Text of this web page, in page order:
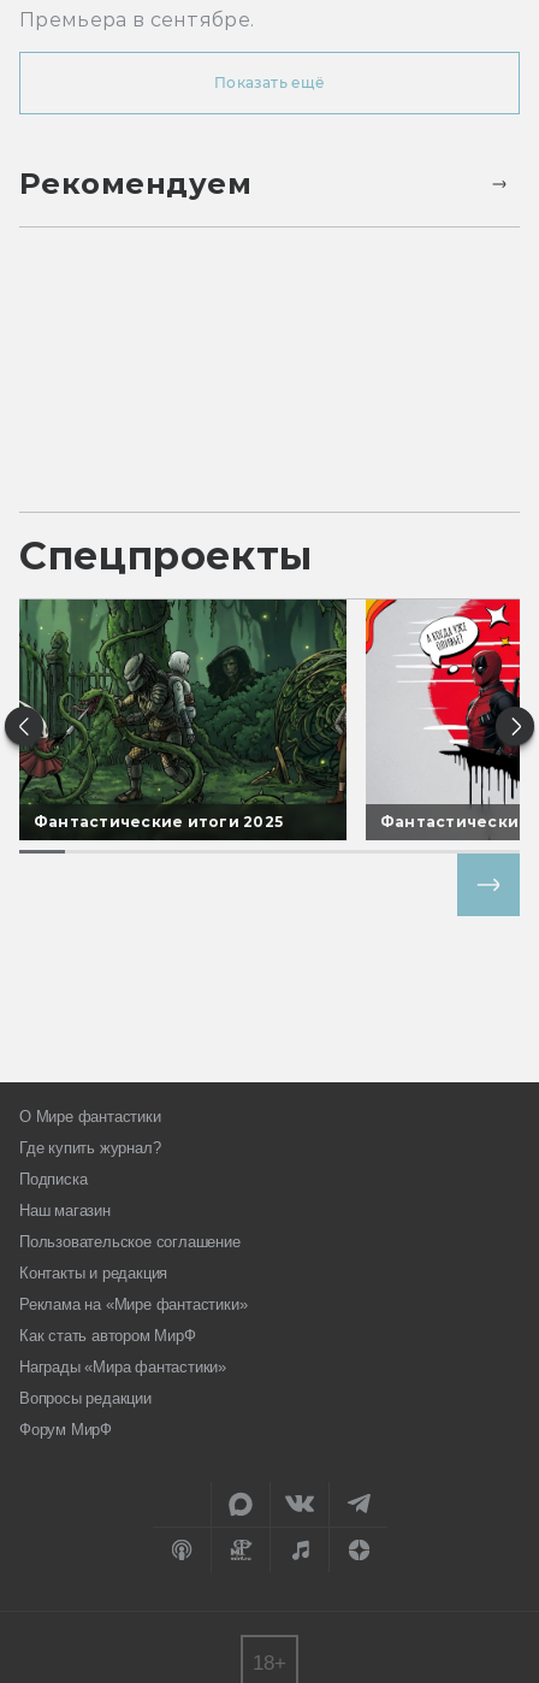
Премьера в сентябре.
Показать ещё
Рекомендуем
Спецпроекты
Фантастические итоги 2025 Фантастические
О Мире фантастики
Где купить журнал?
Подписка
Наш магазин
Пользовательское соглашение
Контакты и редакция
Реклама на «Мире фантастики»
Как стать автором МирФ
Награды «Мира фантастики»
Вопросы редакции
Форум МирФ
18+